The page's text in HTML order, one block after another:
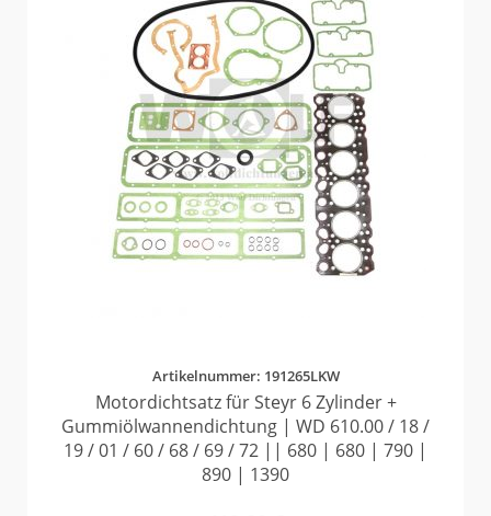
Artikelnummer: 191265LKW
Motordichtsatz für Steyr 6 Zylinder +
Gummiölwannendichtung | WD 610.00 / 18 /
19 / 01 / 60 / 68 / 69 / 72 || 680 | 680 | 790 |
890 | 1390